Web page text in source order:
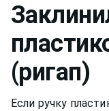
(ригап)
Если ручку